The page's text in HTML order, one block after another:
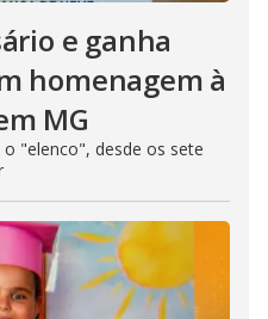
e ganha
homenagem à
MG
"elenco", desde os sete